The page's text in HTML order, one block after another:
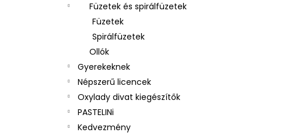
Füzetek és spirálfüzetek
Füzetek
Spirálfüzetek
Ollók
Gyerekeknek
Népszerű licencek
Oxylady divat kiegészítők
PASTELINi
Kedvezmény